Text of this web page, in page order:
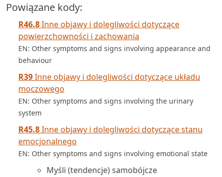
Powiązane kody:
R46.8Inne objawy i dolegliwości dotyczące
powierzchowności i zachowania
EN: Other symptoms and signs involving appearance and
behaviour
R39Inne objawy i dolegliwości dotyczące układu
moczowego
EN: Other symptoms and signs involving the urinary
system
R45.8Inne objawy i dolegliwości dotyczące stanu
emocjonalnego
EN: Other symptoms and signs involving emotional state
Myśli (tendencje) samobójcze